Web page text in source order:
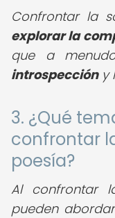
Confrontar la
explorar la
que a
introspeccióny
3. ¿Qué
confrontar
poesía?
Al confrontar
pueden